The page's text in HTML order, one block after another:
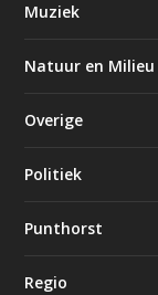
Muziek
Natuur en Milieu
Overige
Politiek
Punthorst
Regio